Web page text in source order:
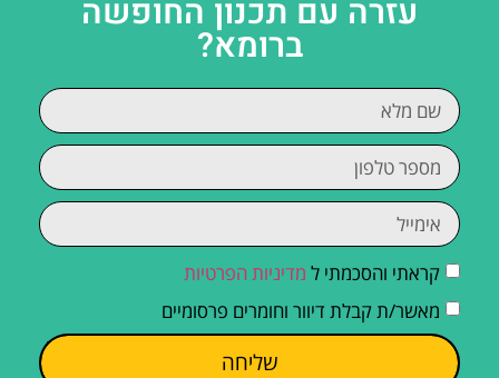
עזרה עם תכנון החופשה
ברומא?
קראתי והסכמתי ל מדיניות הפרטיות
מאשר/ת קבלת דיוור וחומרים פרסומיים
שליחה